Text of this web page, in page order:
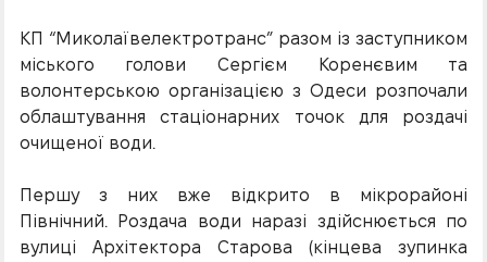
КП “Миколаївелектротранс” разом із заступником
міського голови Сергієм Коренєвим та
волонтерською організацією з Одеси розпочали
облаштування стаціонарних точок для роздачі
очищеної води.
Першу з них вже відкрито в мікрорайоні
Північний. Роздача води наразі здійснюється по
вулиці Архітектора Старова (кінцева зупинка